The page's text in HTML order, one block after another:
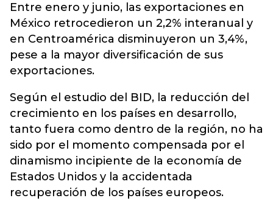
Entre enero y junio, las exportaciones en
México retrocedieron un 2,2% interanual y
en Centroamérica disminuyeron un 3,4%,
pese a la mayor diversificación de sus
exportaciones.
Según el estudio del BID, la reducción del
crecimiento en los países en desarrollo,
tanto fuera como dentro de la región, no ha
sido por el momento compensada por el
dinamismo incipiente de la economía de
Estados Unidos y la accidentada
recuperación de los países europeos.